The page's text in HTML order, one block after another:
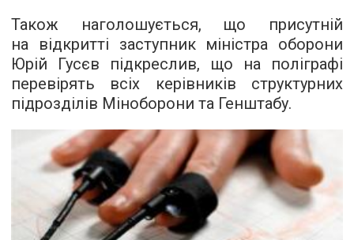
Також наголошується, що присутній
на відкритті заступник міністра оборони
Юрій Гусєв підкреслив, що на поліграфі
перевірять всіх керівників структурних
підрозділів Міноборони та Генштабу.